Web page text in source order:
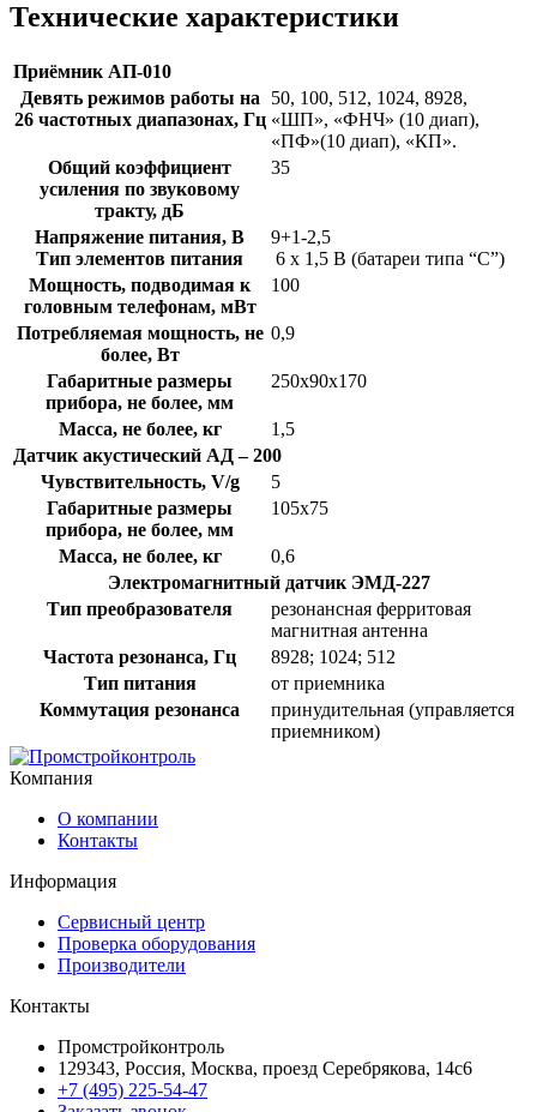
Технические характеристики
Приёмник АП-010
Девять режимов работы на
26 частотных диапазонах, Гц
50, 100, 512, 1024, 8928,
«ШП», «ФНЧ» (10 диап),
«ПФ»(10 диап), «КП».
Общий коэффициент
усиления по звуковому
тракту, дБ
35
Напряжение питания, В
Тип элементов питания
9+1-2,5
6 х 1,5 В (батареи типа “С”)
Мощность, подводимая к
головным телефонам, мВт
100
Потребляемая мощность, не
более, Вт
0,9
Габаритные размеры
прибора, не более, мм
250х90х170
Масса, не более, кг
1,5
Датчик акустический АД – 200
Чувствительность, V/g
5
Габаритные размеры
прибора, не более, мм
105х75
Масса, не более, кг
0,6
Электромагнитный датчик ЭМД-227
Тип преобразователя
резонансная ферритовая
магнитная антенна
Частота резонанса, Гц
8928; 1024; 512
Тип питания
от приемника
Коммутация резонанса
принудительная (управляется
приемником)
Компания
О компании
Контакты
Информация
Сервисный центр
Проверка оборудования
Производители
Контакты
Промстройконтроль
129343, Россия, Москва, проезд Серебрякова, 14с6
+7 (495) 225-54-47